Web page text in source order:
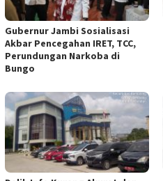
Gubernur Jambi Sosialisasi
Akbar Pencegahan IRET, TCC,
Perundungan Narkoba di
Bungo